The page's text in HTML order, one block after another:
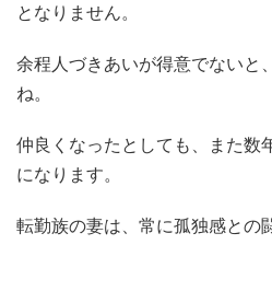
となりません。
余程人づきあいが得意でないと
ね。
仲良くなったとしても、また数
になります。
転勤族の妻は、常に孤独感との